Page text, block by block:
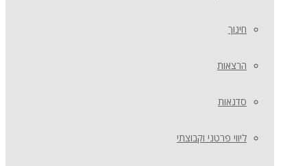
חינוך
הרצאות
סדנאות
ליווי פרטני וקבוצתי